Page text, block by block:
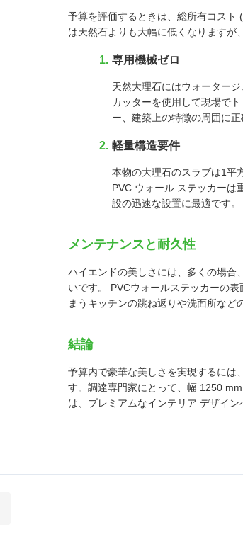
予算を評価するときは、総所有コスト
は天然石よりも大幅に低くなりますが
専用機械ゼロ
天然大理石にはウォーター
カッターを使用して現場で
ー、建築上の特徴の周囲に
軽量構造要件
本物の大理石のスラブは1平
PVC ウォール ステッカーは
設の迅速な設置に最適です。
メンテナンスと耐久性
ハイエンドの美しさには、多くの場合
いです。 PVCウォールステッカーの
まうキッチンの跳ね返りや洗面所など
結論
予算内で豪華な美しさを実現するには
す。調達専門家にとって、幅 1250
は、プレミアムなインテリア デザイ